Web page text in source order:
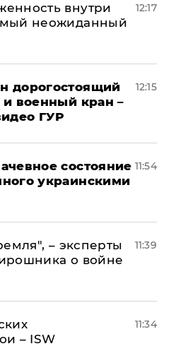
внутри
неожиданный
12:17
дорогостоящий
военный кран –
ГУР
12:15
состояние
украинскими
11:54
– эксперты
о войне
11:39
– ISW
11:34